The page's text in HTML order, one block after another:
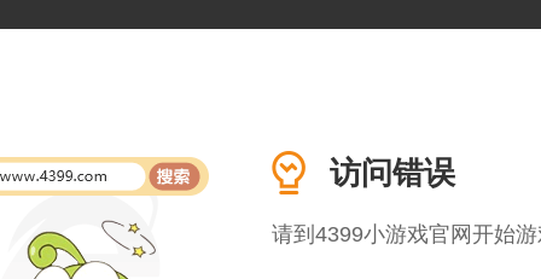
访问错误
请到4399小游戏官网开始